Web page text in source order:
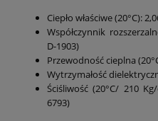
Ciepło właściwe (20°C):
Współczynnik
D-1903)
Przewodność cieplna
Wytrzymałość
Ściśliwość (20°C/ 210
6793)